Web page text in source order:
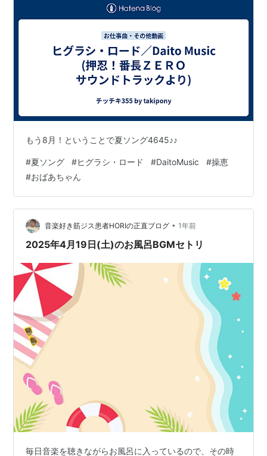
もう8月！ということで夏ソング4645♪♪
#夏ソング #ヒグラシ・ロード #DaitoMusic #操恵
#おばあちゃん
音楽好き筋ジス患者HORIの正直ブログ • 1年前
2025年4月19日(土)のお風呂BGMセトリ
毎日音楽を聴きながらお風呂に入っているので、その時